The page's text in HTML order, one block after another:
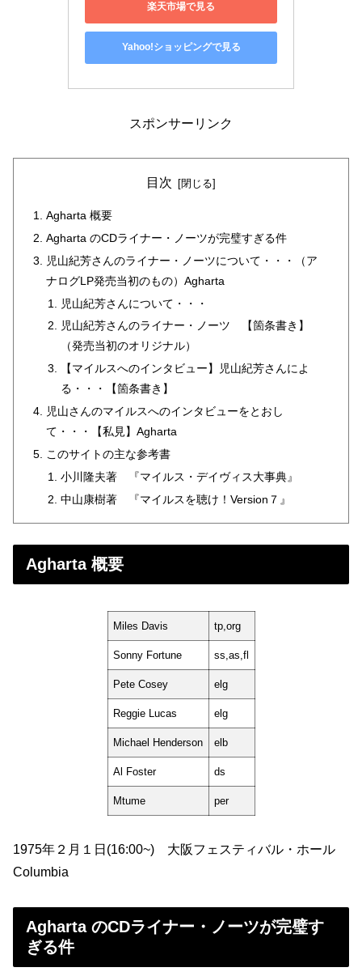
楽天市場で見る
Yahoo!ショッピングで見る
スポンサーリンク
目次
Agharta 概要
Agharta のCDライナー・ノーツが完璧すぎる件
児山紀芳さんのライナー・ノーツについて・・・（ア
ナログLP発売当初のもの）Agharta
児山紀芳さんについて・・・
児山紀芳さんのライナー・ノーツ 【箇条書き】
（発売当初のオリジナル）
【マイルスへのインタビュー】児山紀芳さんによ
る・・・【箇条書き】
児山さんのマイルスへのインタビューをとおし
て・・・【私見】Agharta
このサイトの主な参考書
小川隆夫著 『マイルス・デイヴィス大事典』
中山康樹著 『マイルスを聴け！Version７』
Agharta 概要
Miles Davis tp,org
Sonny Fortune ss,as,fl
Pete Cosey elg
Reggie Lucas elg
Michael Henderson elb
Al Foster ds
Mtume per
1975年２月１日(16:00~) 大阪フェスティバル・ホール
Columbia
Agharta のCDライナー・ノーツが完璧す
ぎる件